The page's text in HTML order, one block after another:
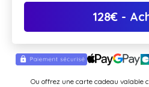
128€ -
Ou offrez une carte cadeau valable